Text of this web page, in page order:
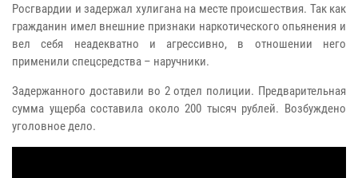
Росгвардии и задержал хулигана на месте происшествия. Так как
гражданин имел внешние признаки наркотического опьянения и
вел себя неадекватно и агрессивно, в отношении него
применили спецсредства – наручники.
Задержанного доставили во 2 отдел полиции. Предварительная
сумма ущерба составила около 200 тысяч рублей. Возбуждено
уголовное дело.